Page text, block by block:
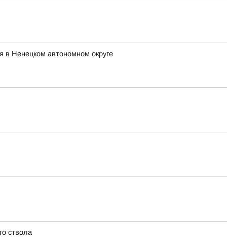
в Ненецком автономном округе
ствола